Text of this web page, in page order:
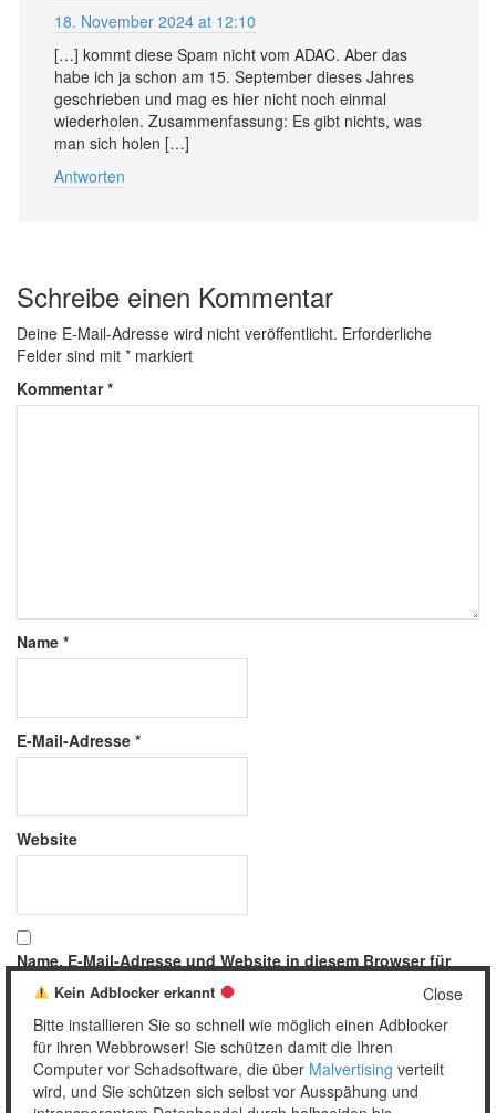
18. November 2024 at 12:10
[…] kommt diese Spam nicht vom ADAC. Aber das
habe ich ja schon am 15. September dieses Jahres
geschrieben und mag es hier nicht noch einmal
wiederholen. Zusammenfassung: Es gibt nichts, was
man sich holen […]
Antworten
Schreibe einen Kommentar
Deine E-Mail-Adresse wird nicht veröffentlicht. Erforderliche
Felder sind mit * markiert
Kommentar*
Name *
E-Mail-Adresse *
Website
Name, E-Mail-Adresse und Website in diesem Browser für
meinen nächsten Kommentar speichern.
Close
Kein Adblocker erkannt
Bitte installieren Sie so schnell wie möglich einen Adblocker
für ihren Webbrowser! Sie schützen damit die Ihren
Computer vor Schadsoftware, die über Malvertising verteilt
wird, und Sie schützen sich selbst vor Ausspähung und